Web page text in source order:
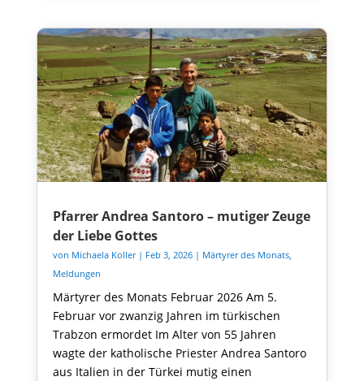
Pfarrer Andrea Santoro – mutiger Zeuge
der Liebe Gottes
von Michaela Koller| Feb 3, 2026| Märtyrer des Monats,
Meldungen
Märtyrer des Monats Februar 2026 Am 5.
Februar vor zwanzig Jahren im türkischen
Trabzon ermordet Im Alter von 55 Jahren
wagte der katholische Priester Andrea Santoro
aus Italien in der Türkei mutig einen